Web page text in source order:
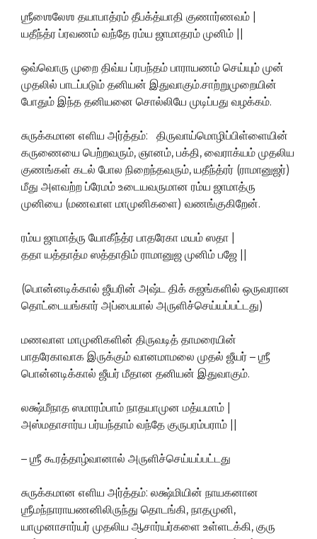
ஶ்ரீஶைலேஶ தயாபாத்ரம் தீபக்த்யாதி குணார்ணவம் |
யதீந்த்ர ப்ரவணம் வந்தே ரம்ய ஜாமாதரம் முனிம் ||
ஒவ்வொரு முறை திவ்ய ப்ரபந்தம் பாராயணம் செய்யும் முன்
முதலில் பாடப்படும் தனியன் இதுவாகும்.சாற்றுமுறையின்
போதும் இந்த தனியனை சொல்லியே முடிப்பது வழக்கம்.
சுருக்கமான எளிய அர்த்தம்: திருவாய்மொழிப்பிள்ளையின்
கருணையை பெற்றவரும், ஞானம், பக்தி, வைராக்யம் முதலிய
குணங்கள் கடல் போல நிறைந்தவரும், யதீந்த்ரர் (ராமானுஜர்)
மீது அளவற்ற ப்ரேமம் உடையவருமான ரம்ய ஜாமாத்ரு
முனியை (மணவாள மாமுனிகளை) வணங்குகிறேன்.
ரம்ய ஜாமாத்ரு யோகீந்த்ர பாதரேகா மயம் ஸதா |
ததா யத்தாத்ம ஸத்தாதிம் ராமானுஜ முனிம் பஜே ||
(பொன்னடிக்கால் ஜீயரின் அஷ்ட திக் கஜங்களில் ஒருவரான
தொட்டையங்கார் அப்பையால் அருளிச்செய்யப்பட்டது)
மணவாள மாமுனிகளின் திருவடித் தாமரையின்
பாதரேகாவாக இருக்கும் வானமாமலை முதல் ஜீயர் – ஶ்ரீ
பொன்னடிக்கால் ஜீயர் மீதான தனியன் இதுவாகும்.
லக்ஷ்மீநாத ஸமாரம்பாம் நாதயாமுன மத்யமாம் |
அஸ்மதாசார்ய பர்யந்தாம் வந்தே குருபரம்பராம் ||
– ஶ்ரீ கூரத்தாழ்வானால் அருளிச்செய்யப்பட்டது
சுருக்கமான எளிய அர்த்தம்: லக்ஷ்மியின் நாயகனான
ஶ்ரீமந்நாராயணனிலிருந்து தொடங்கி, நாதமுனி,
யாமுனாசார்யர் முதலிய ஆசார்யர்களை உள்ளடக்கி, குரு